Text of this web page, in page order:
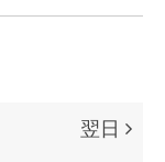
翌日